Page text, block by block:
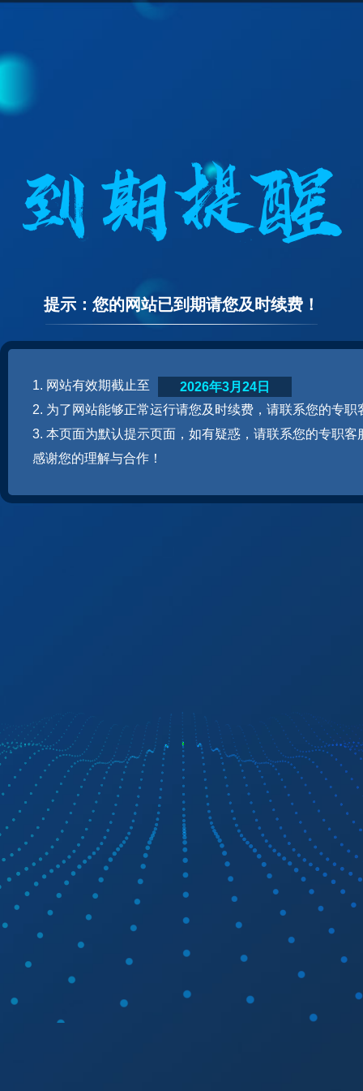
提示：您的网站已到期请您及时续费！
1. 网站有效期截止至
2. 为了网站能够正常运行请您及时续费，请联系您的专职
3. 本页面为默认提示页面，如有疑惑，请联系您的专职客
感谢您的理解与合作！
2026年3月24日